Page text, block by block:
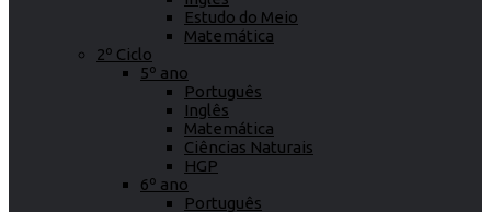
Estudo do Meio
Matemática
2º Ciclo
5º ano
Português
Inglês
Matemática
Ciências Naturais
HGP
6º ano
Português